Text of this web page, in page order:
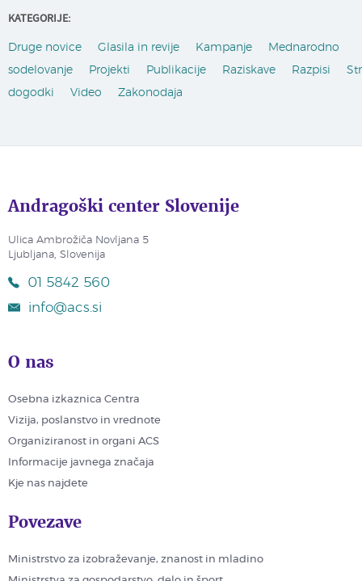
KATEGORIJE:
Druge novice Glasila in revije Kampanje
Mednarodno
sodelovanje
Projekti Publikacije Raziskave Razpisi
dogodki
Video Zakonodaja
Andragoški center Slovenije
Ulica Ambrožiča Novljana 5
Ljubljana, Slovenija
01 5842 560
info@acs.si
O nas
Osebna izkaznica Centra
Vizija, poslanstvo in vrednote
Organiziranost in organi ACS
Informacije javnega značaja
Kje nas najdete
Povezave
Ministrstvo za izobraževanje, znanost in mladino